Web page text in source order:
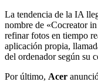
La tendencia de la IA
nombre de «Cocreator
refinar fotos en tiempo
aplicación propia,
del ordenador según su
Por último, Acer